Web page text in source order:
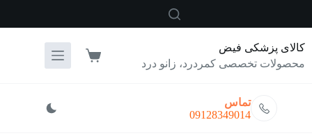
کالای پزشکی فیض
محصولات تخصصی کمردرد، زانو درد
سبد
تماس
09128349014